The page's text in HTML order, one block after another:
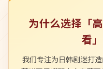
为什么选择「
看
我们专注为日韩剧迷打